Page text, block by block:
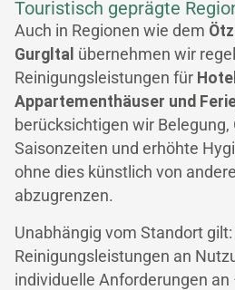
Touristisch geprägte
Auch in Regionen wie dem
Gurgltal übernehmen wir
Reinigungsleistungen für
Appartementhäuser und
berücksichtigen wir Belegung,
Saisonzeiten und erhöhte
ohne dies künstlich von
abzugrenzen.
Unabhängig vom Standort
Reinigungsleistungen an
individuelle Anforderungen